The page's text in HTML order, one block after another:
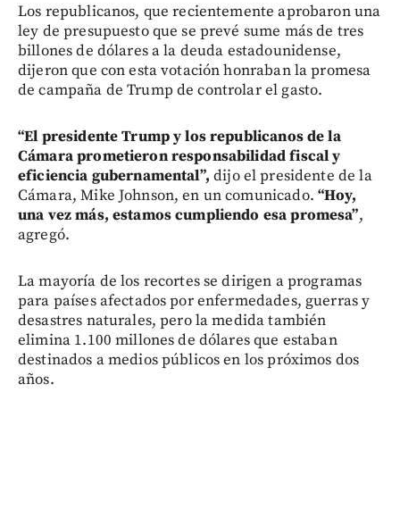
Los republicanos, que recientemente aprobaron una
ley de presupuesto que se prevé sume más de tres
billones de dólares a la deuda estadounidense,
dijeron que con esta votación honraban la promesa
de campaña de Trump de controlar el gasto.
“El presidente Trump y los republicanos de la
Cámara prometieron responsabilidad fiscal y
eficiencia gubernamental”, dijo el presidente de la
Cámara, Mike Johnson, en un comunicado. “Hoy,
una vez más, estamos cumpliendo esa promesa”,
agregó.
La mayoría de los recortes se dirigen a programas
para países afectados por enfermedades, guerras y
desastres naturales, pero la medida también
elimina 1.100 millones de dólares que estaban
destinados a medios públicos en los próximos dos
años.